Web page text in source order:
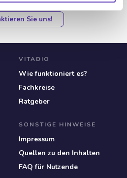
Sie uns!
VITADIO
Wie funktioniert es?
Fachkreise
Ratgeber
SONSTIGE HINWEISE
Impressum
Quellen zu den Inhalten
FAQ für Nutzende